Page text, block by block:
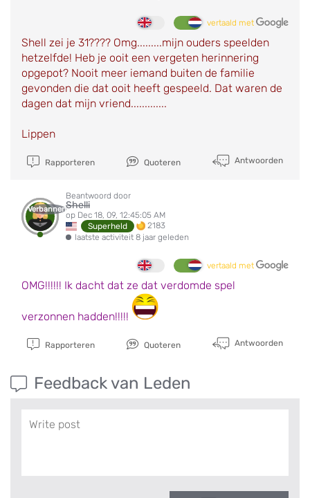
vertaald met
Shell zei je 31???? Omg.........mijn ouders speelden
hetzelfde! Heb je ooit een vergeten herinnering
opgepot? Nooit meer iemand buiten de familie
gevonden die dat ooit heeft gespeeld. Dat waren de
dagen dat mijn vriend.............
Lippen
Rapporteren Quoteren Antwoorden
Verbannen
Beantwoord door
Shelli
op Dec 18, 09, 12:45:05 AM
Superheld
2183
laatste activiteit 8 jaar geleden
vertaald met
OMG!!!!!! Ik dacht dat ze dat verdomde spel
verzonnen hadden!!!!!
Rapporteren Quoteren Antwoorden
Feedback van Leden